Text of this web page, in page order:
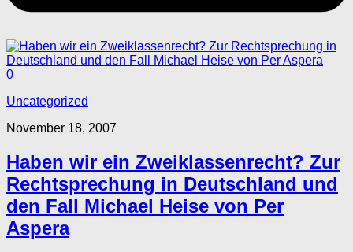
0
Uncategorized
November 18, 2007
Haben wir ein Zweiklassenrecht? Zur
Rechtsprechung in Deutschland und
den Fall Michael Heise von Per
Aspera